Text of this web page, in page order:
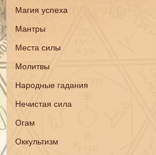
Магия успеха
Мантры
Места силы
Молитвы
Народные гадания
Нечистая сила
Огам
Оккультизм